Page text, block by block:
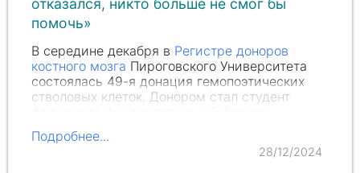
отказался, никто больше не смог бы
помочь»
В середине декабря в Регистре доноров
костного мозга Пироговского Университета
состоялась 49-я донация гемопоэтических
стволовых клеток. Донором стал студент
М.В. Ломоносова
Подробнее...
28/12/2024